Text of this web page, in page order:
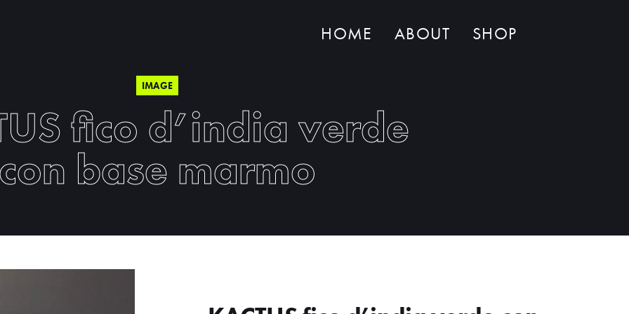
HOME ABOUT SHOP
IMAGE
fico d’india verde
base marmo